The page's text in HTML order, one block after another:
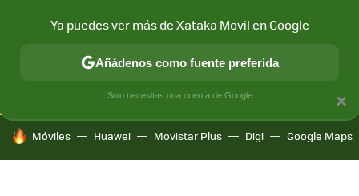
CONECTIVIDAD MÓVIL Y SOCIEDAD APLICACIONES
HOY SE HABLA DE
Móviles Huawei Movistar Plus Digi Google Maps
×
Ya puedes ver más de Xataka Movil en Google
Añádenos como fuente preferida
Solo necesitas una cuenta de Google